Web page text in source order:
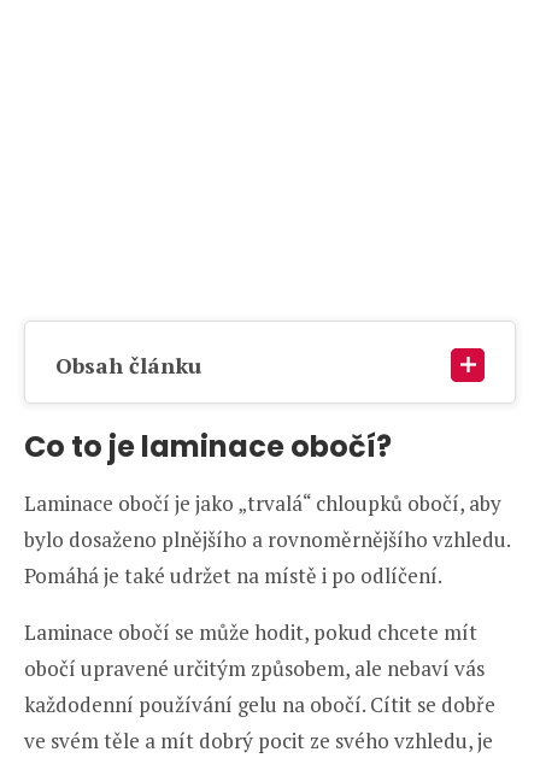
Obsah článku
Co to je laminace obočí?
Laminace obočí je jako „trvalá“ chloupků obočí, aby
bylo dosaženo plnějšího a rovnoměrnějšího vzhledu.
Pomáhá je také udržet na místě i po odlíčení.
Laminace obočí se může hodit, pokud chcete mít
obočí upravené určitým způsobem, ale nebaví vás
každodenní používání gelu na obočí. Cítit se dobře
ve svém těle a mít dobrý pocit ze svého vzhledu, je